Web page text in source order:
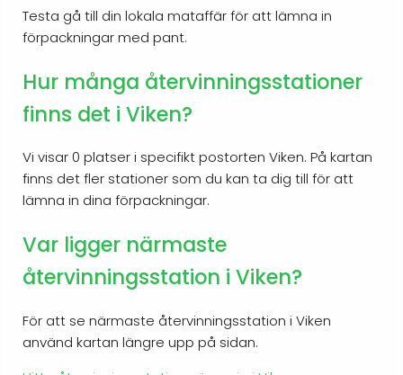
Testa gå till din lokala mataffär för att lämna in
förpackningar med pant.
Hur många återvinningsstationer
finns det i Viken?
Vi visar 0 platser i specifikt postorten Viken. På kartan
finns det fler stationer som du kan ta dig till för att
lämna in dina förpackningar.
Var ligger närmaste
återvinningsstation i Viken?
För att se närmaste återvinningsstation i Viken
använd kartan längre upp på sidan.